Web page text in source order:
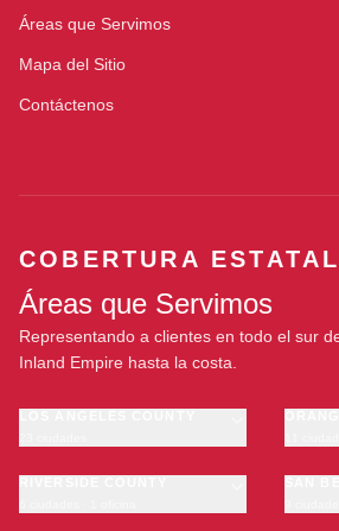
Áreas que Servimos
Mapa del Sitio
Contáctenos
COBERTURA ESTATAL
Áreas que Servimos
Representando a clientes en todo el sur
Inland Empire hasta la costa.
Glendale
Irvine